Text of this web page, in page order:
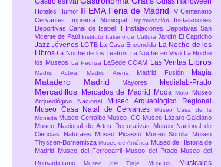
Hoteles Humor IFEMA Feria de Madrid
IV Centenario
Cervantes
Imprenta Municipal Improvisación
Instalaciones
Deportivas Canal de Isabel II
Instalaciones Deportivas San
Vicente de Paúl
Instituto Italiano de CulturaJardín El Capricho
JazzJóvenes LGTB La Casa Encendida La Noche de los
Libros
La Noche de los Teatros La Noche en Vivo
La Noche
los Museos
La Pedriza LaSede COAM Las Ventas Libros
Madrid Activa! Madrid Arena Madrid Fusión Magia
Matadero Madrid Mayores Medialab-Prado
Mercadillos Mercados de Madrid ModaMoto Museo
Arqueológico Nacional
Museo Arqueológico Regional
Museo Casa Natal de Cervantes
Museo Casa de la
Moneda Museo Cerralbo Museo ICO Museo Lázaro Galdiano
Museo Nacional de Artes Decorativas Museo Nacional de
Ciencias Naturales Museo Picasso Museo Sorolla Museo
Thyssen-BornemiszaMuseo de América Museo de Historia de
Madrid
Museo del Ferrocarril Museo del Prado Museo del
Romanticismo
Museo del Traje Museos Musicales